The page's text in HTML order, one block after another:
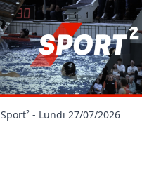
Sport² - Lundi 27/07/2026